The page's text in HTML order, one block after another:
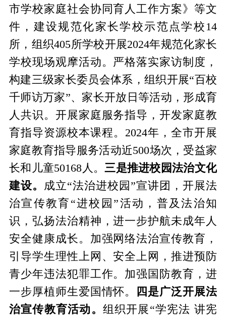
市学校家庭社会协同育人工作方案》等文
件，建设规范化家长学校示范点学校14
所，组织405所学校开展2024年规范化家长
学校现场观摩活动。严格落实家访制度，
构建三级家长委员会体系，组织开展“百校
千师访万家”、家长开放日等活动，形成育
人共识。开展家庭服务指导，开发家庭教
育指导资源校本课程。2024年，全市开展
家庭教育指导服务活动近500场次，受益家
长和儿童50168人。三是推进校园法治文化
建设。 成立“法治进校园”宣讲团，开展法
治宣传教育“进校园”活动，普及法治知
识，弘扬法治精神，进一步护航未成年人
安全健康成长。加强网络法治宣传教育，
引导学生理性上网、安全上网，推进预防
青少年违法犯罪工作。加强国防教育，进
一步厚植师生爱国情怀。
四是广泛开展法
治宣传教育活动。 组织开展“学宪法 讲宪